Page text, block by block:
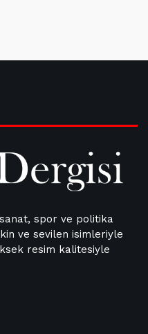
spor ve politika
ve sevilen isimleriyle
resim kalitesiyle